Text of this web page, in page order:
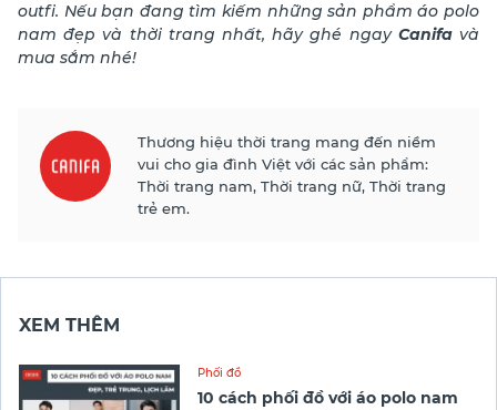
outfi. Nếu bạn đang tìm kiếm những sản phẩm áo polo
nam đẹp và thời trang nhất, hãy ghé ngay Canifavà
mua sắm nhé!
Thương hiệu thời trang mang đến niềm
vui cho gia đình Việt với các sản phẩm:
Thời trang nam, Thời trang nữ, Thời trang
trẻ em.
XEM THÊM
Phối đồ
10 cách phối đồ với áo polo nam